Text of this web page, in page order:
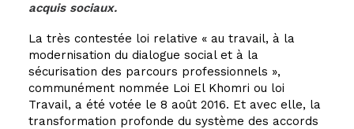
acquis sociaux.
La très contestée loi relative « au travail, à la
modernisation du dialogue social et à la
sécurisation des parcours professionnels »,
communément nommée Loi El Khomri ou loi
Travail, a été votée le 8 août 2016. Et avec elle, la
transformation profonde du système des accords